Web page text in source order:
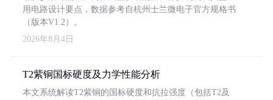
用电路设计要点，数据参考自杭州士兰微电子官方规格书
（版本V1.2）。
2026年8月4日
T2紫铜国标硬度及力学性能分析
本文系统解读T2紫铜的国标硬度和抗拉强度（包括T2及